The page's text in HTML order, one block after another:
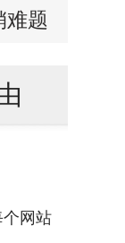
难题
网站